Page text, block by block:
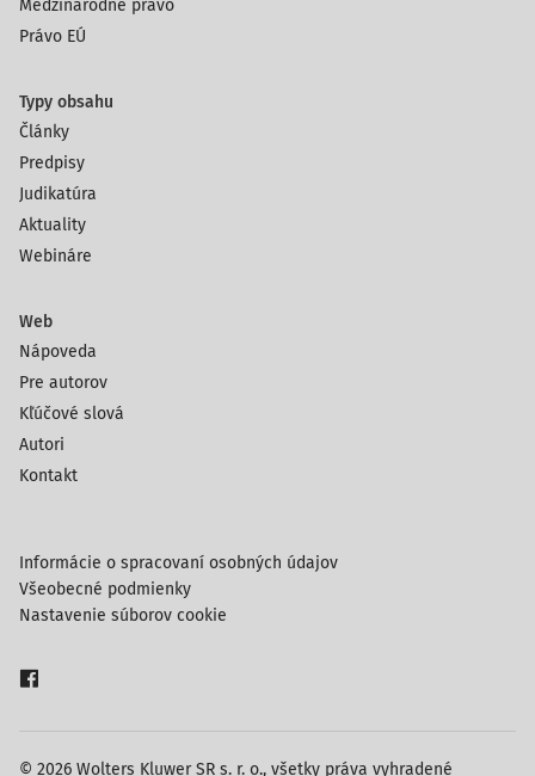
Medzinárodné právo
Právo EÚ
Typy obsahu
Články
Predpisy
Judikatúra
Aktuality
Webináre
Web
Nápoveda
Pre autorov
Kľúčové slová
Autori
Kontakt
© 2026 Wolters Kluwer SR s. r. o., všetky práva vyhradené
Informácie o spracovaní osobných údajov
Všeobecné podmienky
Nastavenie súborov cookie